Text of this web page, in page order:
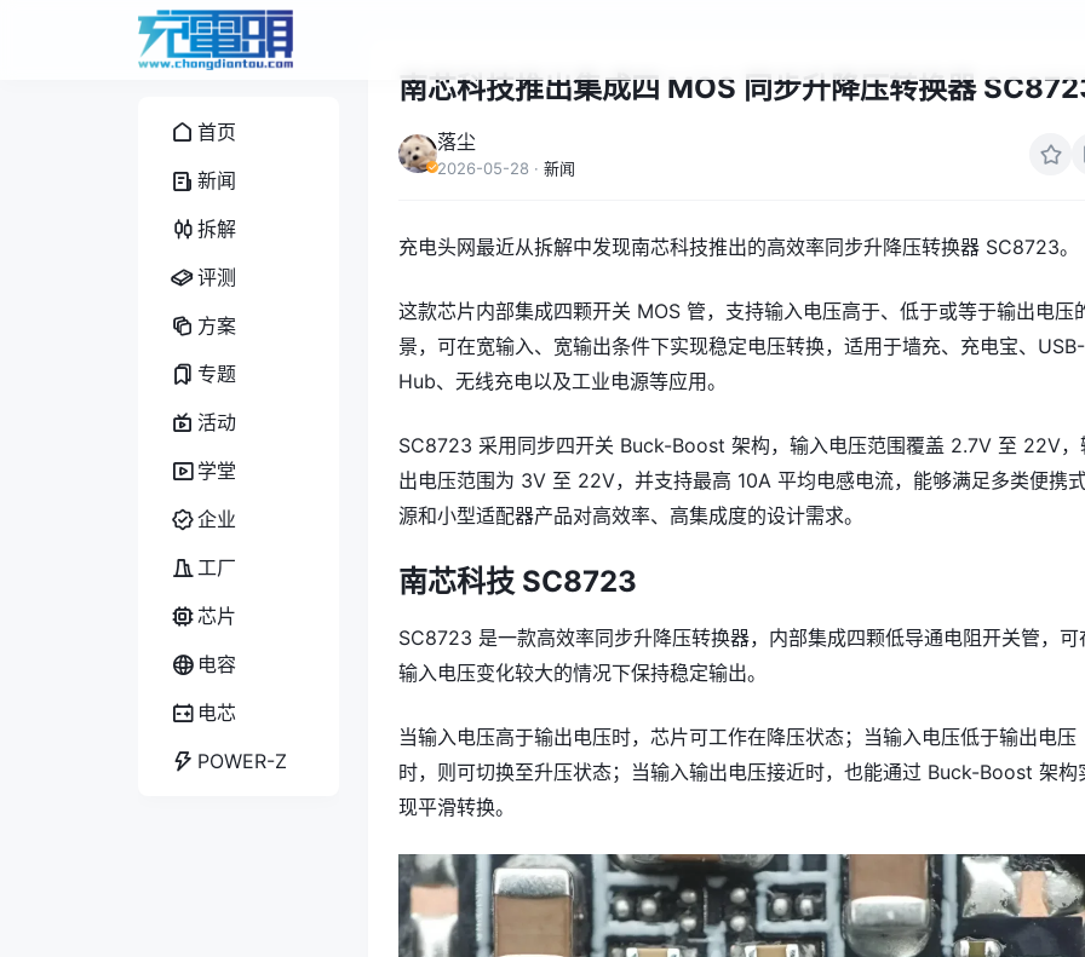
首页
新闻
拆解
评测
方案
专题
活动
学堂
企业
工厂
芯片
电容
电芯
POWER-Z
南芯科技推出集成四 MOS 同步升降压转换器
落尘
2026-05-28 · 新闻
充电头网最近从拆解中发现南芯科技推出的高效率同步升降压转换器 SC8723。
这款芯片内部集成四颗开关 MOS 管，支持输入电压高于、低于或等于输出电压
景，可在宽输入、宽输出条件下实现稳定电压转换，适用于墙充、充电宝、
Hub、无线充电以及工业电源等应用。
SC8723 采用同步四开关 Buck-Boost 架构，输入电压范围覆盖 2.7V 至 22V，
出电压范围为 3V 至 22V，并支持最高 10A 平均电感电流，能够满足多类便携
源和小型适配器产品对高效率、高集成度的设计需求。
南芯科技 SC8723
SC8723 是一款高效率同步升降压转换器，内部集成四颗低导通电阻开关管，可
输入电压变化较大的情况下保持稳定输出。
当输入电压高于输出电压时，芯片可工作在降压状态；当输入电压低于输出电压
时，则可切换至升压状态；当输入输出电压接近时，也能通过 Buck-Boost 架构
现平滑转换。